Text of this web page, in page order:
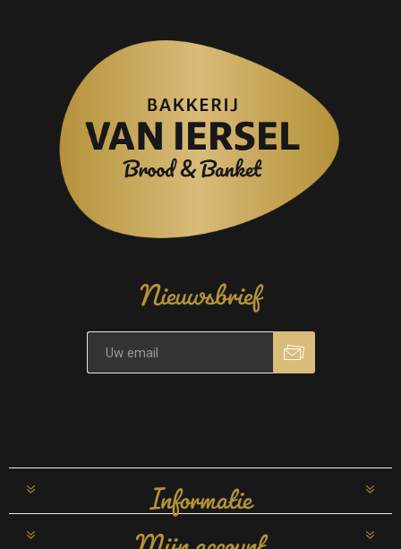
Nieuwsbrief
Informatie